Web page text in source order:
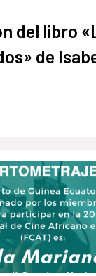
del libro
de